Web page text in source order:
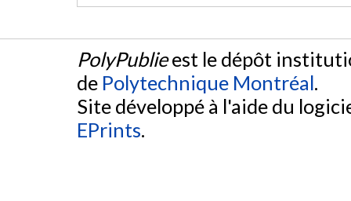
PolyPublieest le dépôt
de Polytechnique Montréal.
Site développé à l'aide du
EPrints.